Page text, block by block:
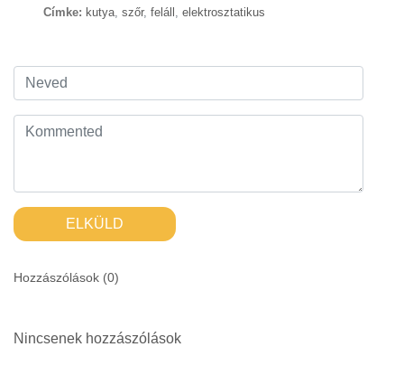
Címke: kutya, szőr, feláll , elektrosztatikus
ELKÜLD
Hozzászólások (0)
Nincsenek hozzászólások